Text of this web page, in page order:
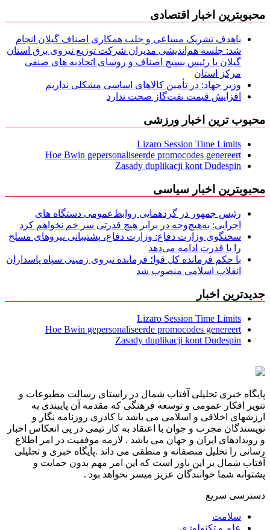
محبوبترین اخبار اقتصادی
باهدف تشریک مساعی و جلب همکاری اصناف گیلان انجام
شد: جلسه هم‌اندیشی مدیران شركت توزیع نیروی برق استان
گیلان با رئیس بسیج اصناف و روسای اتحادیه های صنفی
مركز استان
وزیر جهاد: در تأمین کالاهای اساسی مشکلی نداریم
افزایش قیمت نفت‌گاز صحت ندارد
محبوب ترین اخبار ورزشی
Lizaro Session Time Limits
Hoe Bwin gepersonaliseerde promocodes genereert
Zasady duplikacji kont Dudespin
محبوبترین اخبار سیاسی
رئیس جمهور در گردهمایی روابط‌عمومی دستگاه های
اجرایی: به‌هیچ‌وجه در برابر هیچ قدرتی سر خم نخواهم کرد
سخنگوی وزارت دفاع: وزارت دفاع، پشتیبانی نیرو‌های مسلح
را با قدرت ادامه می‌دهد
با حکم فرمانده کل قوا؛ فرمانده نیروی زمینی سپاه پاسداران
انقلاب اسلامی منصوب شد
جدیدترین اخبار
Lizaro Session Time Limits
Hoe Bwin gepersonaliseerde promocodes genereert
Zasady duplikacji kont Dudespin
پایگاه خبری تحلیلی آفتاب شمال در راستای رسالت مطبوعات و
تنویر افکار عمومی و توسعه فرهنگی که مقدمه آن پایبندی به
ارزشهای اخلاقی و اسلامی می باشد با کادری روزنامه نگار و
نویسندگان مجرب و جوان با اعتقاد به کار تیمی در پی انعکاس اخبار
و رویدادهای ایران و جهان می باشد . لازمه موفقیت در امر اطلاع
رسانی را تحلیل منصفانه و منطقی می داند .پایگاه خبری و تحلیلی
آفتاب شمال بر این باور است که این امر مهم بدون حمایت و
پشتوانه شما خوانندگان عزیز میسر نخواهد بود .
دسترسی سریع
سلامت
علم و تکنولوژی